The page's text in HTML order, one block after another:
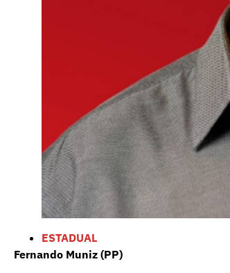
ESTADUAL
Fernando Muniz (PP)